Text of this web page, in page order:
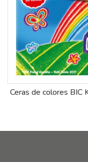
Ceras de colores BIC